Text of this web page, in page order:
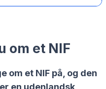
om et NIF
om et NIF på, og den
en udenlandsk